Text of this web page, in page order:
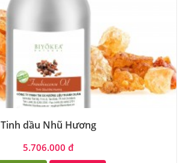
Tinh dầu Nhũ Hương
5.706.000 đ